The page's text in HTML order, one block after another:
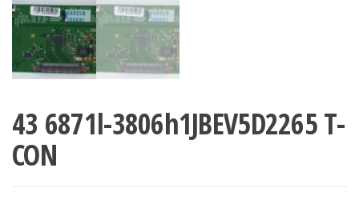
43 6871l-3806h1JBEV5D2265 T-
CON